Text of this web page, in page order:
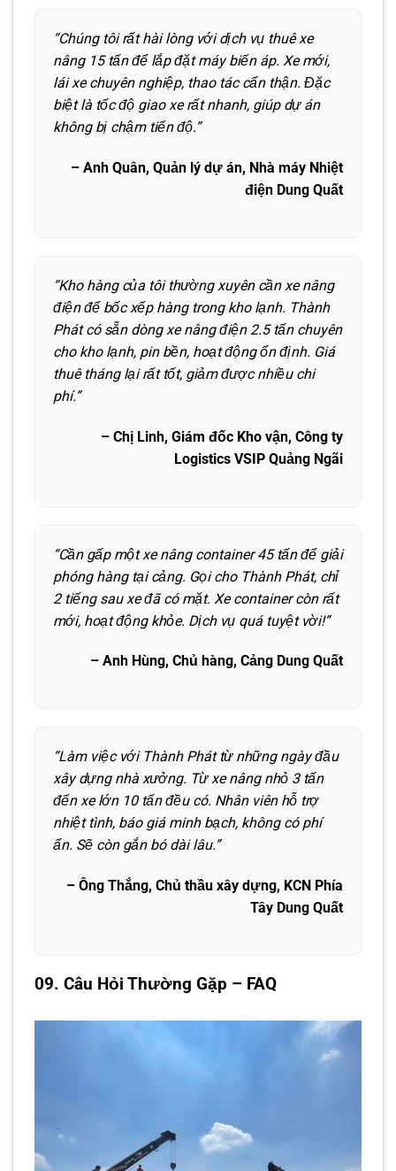
“Chúng tôi rất hài lòng với dịch vụ thuê xe
nâng 15 tấn để lắp đặt máy biến áp. Xe mới,
lái xe chuyên nghiệp, thao tác cẩn thận. Đặc
biệt là tốc độ giao xe rất nhanh, giúp dự án
không bị chậm tiến độ.”
– Anh Quân, Quản lý dự án, Nhà máy Nhiệt
điện Dung Quất
“Kho hàng của tôi thường xuyên cần xe nâng
điện để bốc xếp hàng trong kho lạnh. Thành
Phát có sẵn dòng xe nâng điện 2.5 tấn chuyên
cho kho lạnh, pin bền, hoạt động ổn định. Giá
thuê tháng lại rất tốt, giảm được nhiều chi
phí.”
– Chị Linh, Giám đốc Kho vận, Công ty
Logistics VSIP Quảng Ngãi
“Cần gấp một xe nâng container 45 tấn để giải
phóng hàng tại cảng. Gọi cho Thành Phát, chỉ
2 tiếng sau xe đã có mặt. Xe container còn rất
mới, hoạt động khỏe. Dịch vụ quá tuyệt vời!”
– Anh Hùng, Chủ hàng, Cảng Dung Quất
“Làm việc với Thành Phát từ những ngày đầu
xây dựng nhà xưởng. Từ xe nâng nhỏ 3 tấn
đến xe lớn 10 tấn đều có. Nhân viên hỗ trợ
nhiệt tình, báo giá minh bạch, không có phí
ẩn. Sẽ còn gắn bó dài lâu.”
– Ông Thắng, Chủ thầu xây dựng, KCN Phía
Tây Dung Quất
09. Câu Hỏi Thường Gặp – FAQ